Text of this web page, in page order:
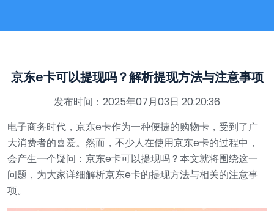
京东e卡可以提现吗？解析提现方法与注意事项
发布时间：2025年07月03日 20:20:36
电子商务时代，京东e卡作为一种便捷的购物卡，受到了广
大消费者的喜爱。然而，不少人在使用京东e卡的过程中，
会产生一个疑问：京东e卡可以提现吗？本文就将围绕这一
问题，为大家详细解析京东e卡的提现方法与相关的注意事
项。